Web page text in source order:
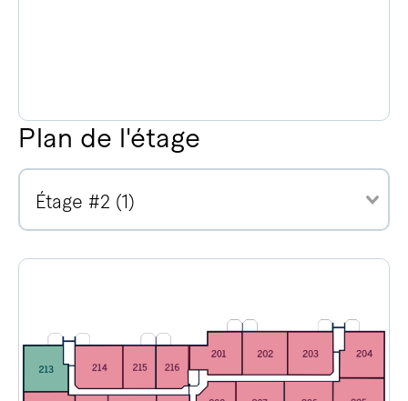
Plan de l'étage
Étage #2 (1)